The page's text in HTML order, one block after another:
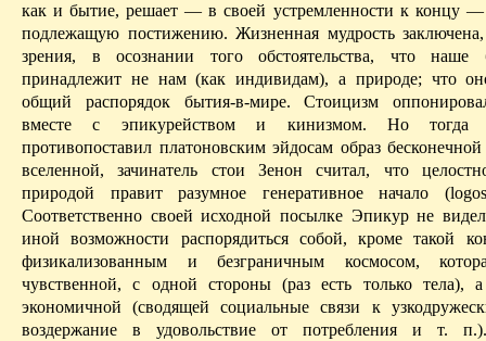
как и бытие, решает — в своей устремленности к концу —
подлежащую постижению. Жизненная мудрость
зрения, в осознании того обстоятельства, что наше
принадлежит не нам (как индивидам), а природе; что
общий распорядок бытия-в-мире. Стоицизм
вместе с эпикурейством и кинизмом. Но тогда
противопоставил платоновскимэйдосам образ
вселенной, зачинатель стои Зенон считал, что
природой правит разумное генеративное начало (logos
Соответственно своей исходной посылке Эпикур не
иной возможности распорядиться собой, кроме такой
физикализованным и безграничным космосом,
чувственной, с одной стороны (раз есть только
экономичной (сводящей социальные связи к
воздержание в удовольствие от потребления и т.